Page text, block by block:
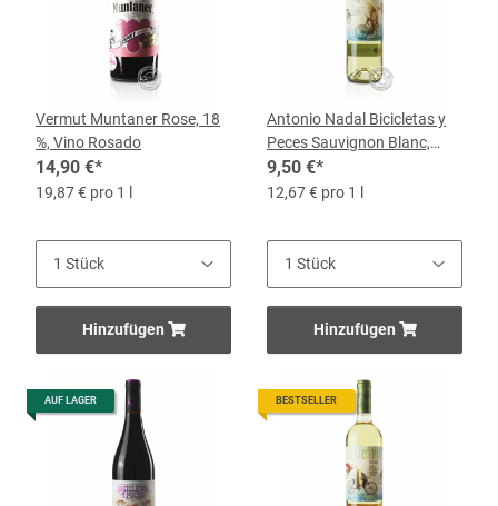
Vermut Muntaner Rose, 18
%, Vino Rosado
14,90 €*
19,87 € pro 1 l
Hinzufügen
Antonio Nadal Bicicletas y
Peces Sauvignon Blanc,
Vino Blanco 2024, 0,75-l-
Flasche
9,50 €*
12,67 € pro 1 l
Hinzufügen
AUF LAGER BESTSELLER